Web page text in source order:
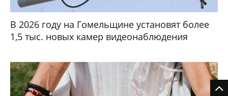
В 2026 году на Гомельщине установят более
1,5 тыс. новых камер видеонаблюдения